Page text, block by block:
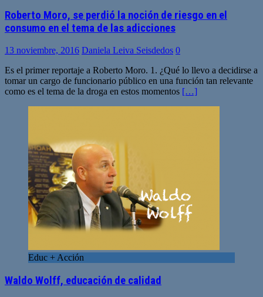
Roberto Moro, se perdió la noción de riesgo en el
consumo en el tema de las adicciones
13 noviembre, 2016 Daniela Leiva Seisdedos 0
Es el primer reportaje a Roberto Moro. 1. ¿Qué lo llevo a decidirse a
tomar un cargo de funcionario público en una función tan relevante
como es el tema de la droga en estos momentos […]
Educ + Acción
Waldo Wolff, educación de calidad